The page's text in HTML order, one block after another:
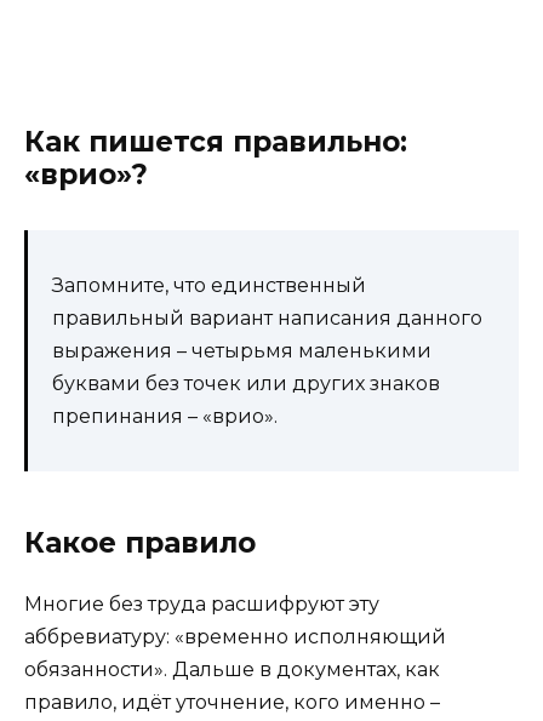
Как пишется правильно:
«врио»?
Запомните, что единственный
правильный вариант написания данного
выражения – четырьмя маленькими
буквами без точек или других знаков
препинания – «врио».
Какое правило
Многие без труда расшифруют эту
аббревиатуру: «временно исполняющий
обязанности». Дальше в документах, как
правило, идёт уточнение, кого именно –